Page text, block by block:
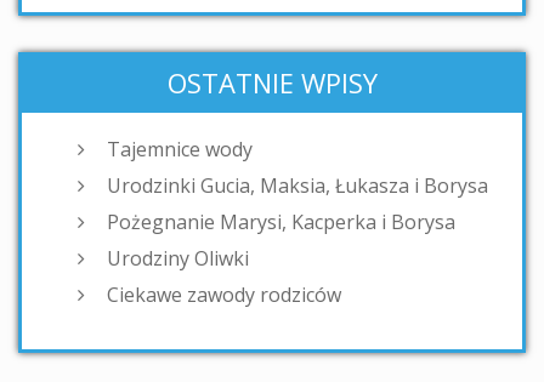
OSTATNIE WPISY
Tajemnice wody
Urodzinki Gucia, Maksia, Łukasza i Borysa
Pożegnanie Marysi, Kacperka i Borysa
Urodziny Oliwki
Ciekawe zawody rodziców